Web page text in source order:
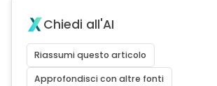
Chiedi all'AI
Riassumi questo articolo
Approfondisci con altre fonti